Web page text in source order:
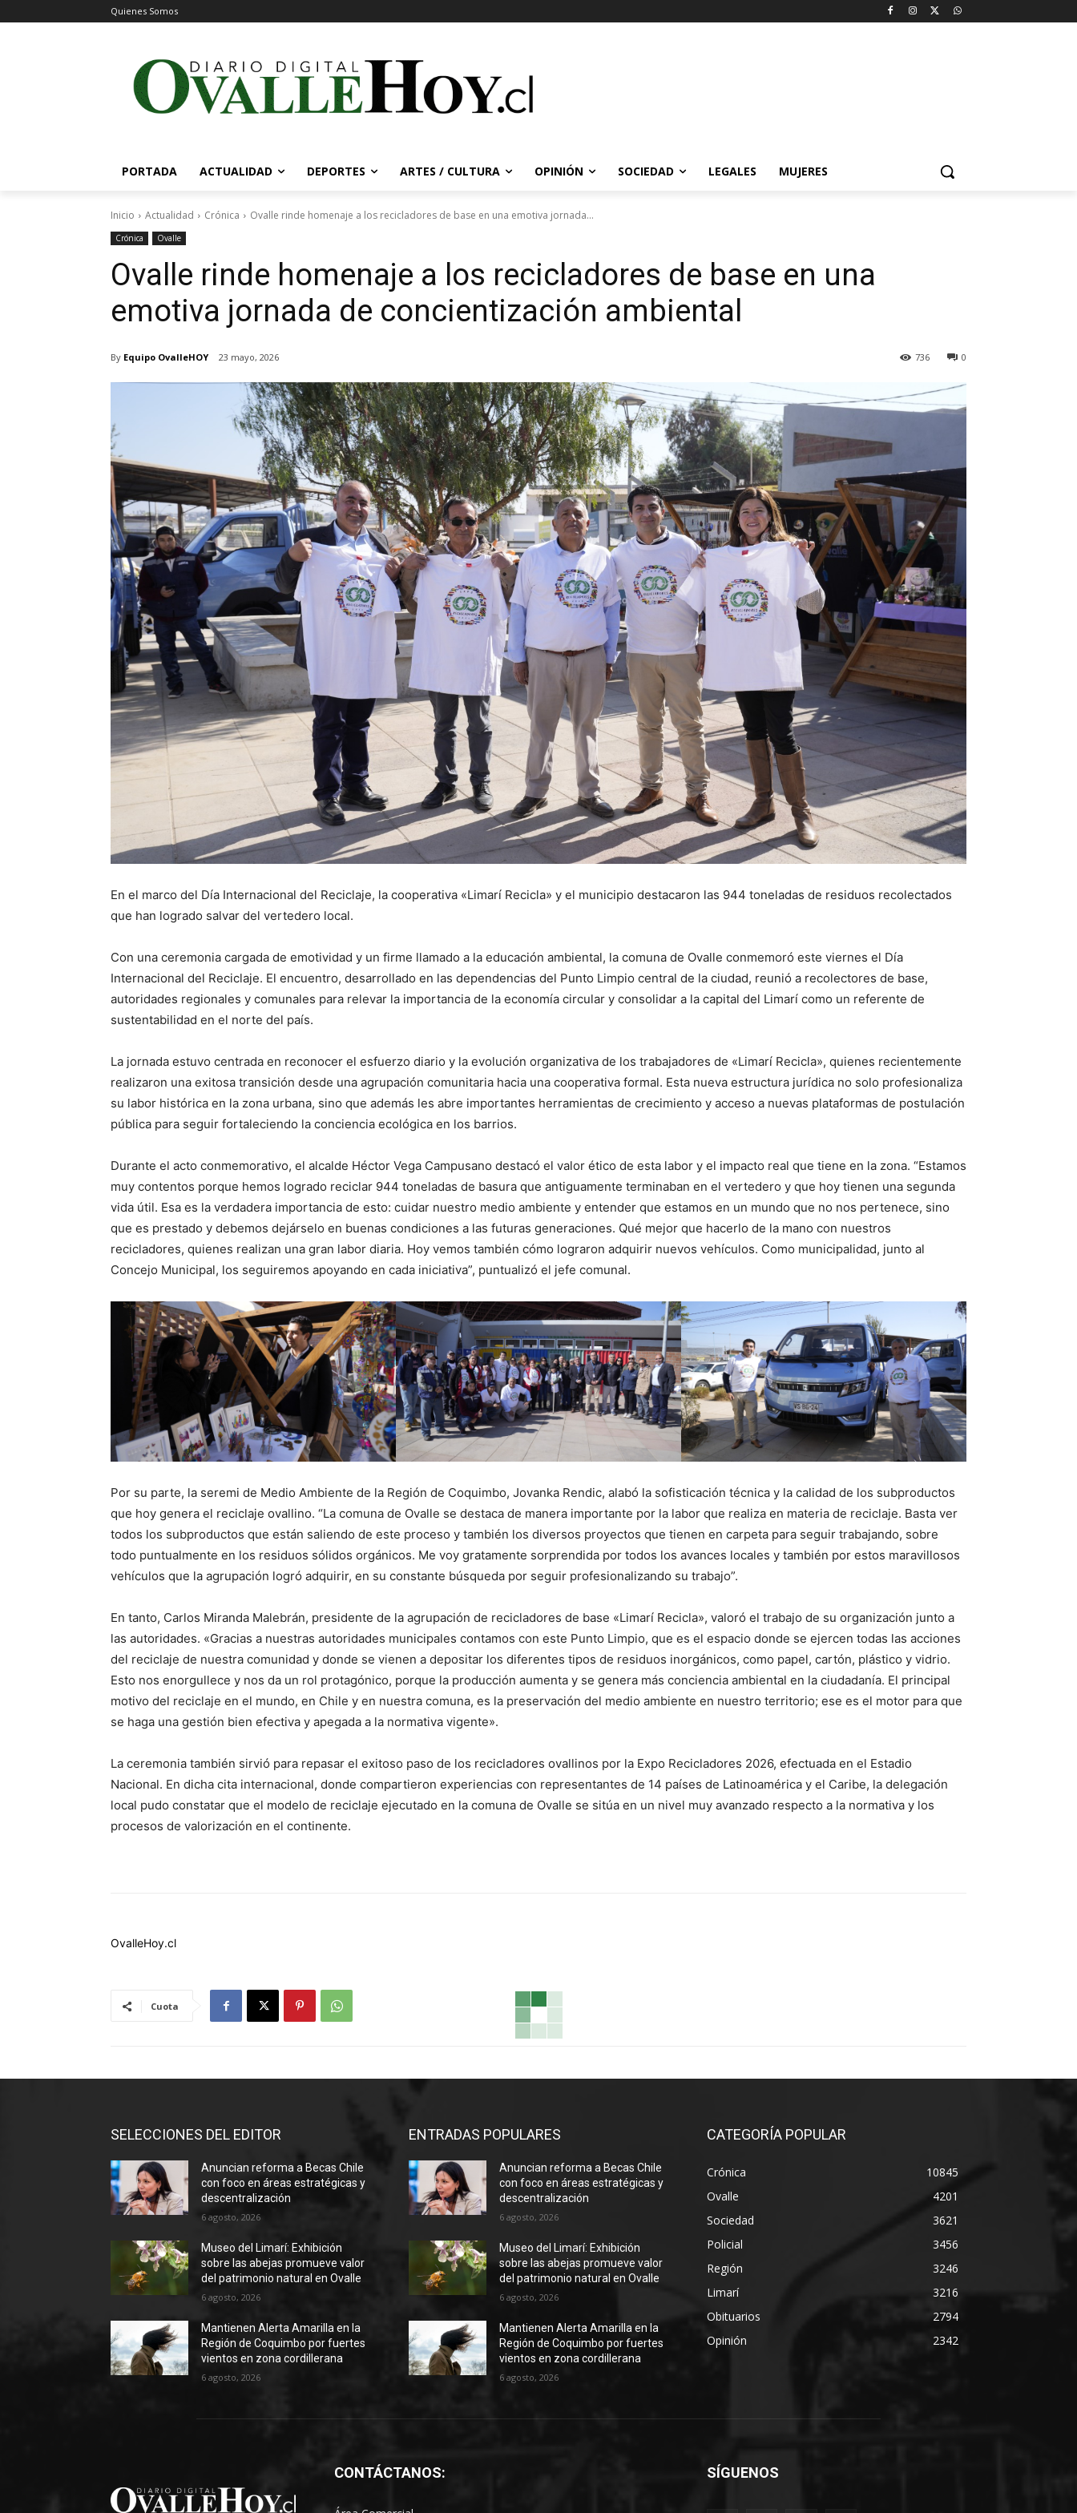
Quienes Somos
PORTADA ACTUALIDAD DEPORTES ARTES / CULTURA OPINIÓN SOCIEDAD LEGALES MUJERES
Inicio Actualidad Crónica Ovalle rinde homenaje a los recicladores de base en una emotiva jornada...
Crónica Ovalle
Ovalle rinde homenaje a los recicladores de base en una
emotiva jornada de concientización ambiental
By Equipo OvalleHOY 23 mayo, 2026 0
736
En el marco del Día Internacional del Reciclaje, la cooperativa «Limarí Recicla» y el municipio destacaron las 944 toneladas de residuos recolectados
que han logrado salvar del vertedero local.
Con una ceremonia cargada de emotividad y un firme llamado a la educación ambiental, la comuna de Ovalle conmemoró este viernes el Día
Internacional del Reciclaje. El encuentro, desarrollado en las dependencias del Punto Limpio central de la ciudad, reunió a recolectores de base,
autoridades regionales y comunales para relevar la importancia de la economía circular y consolidar a la capital del Limarí como un referente de
sustentabilidad en el norte del país.
La jornada estuvo centrada en reconocer el esfuerzo diario y la evolución organizativa de los trabajadores de «Limarí Recicla», quienes recientemente
realizaron una exitosa transición desde una agrupación comunitaria hacia una cooperativa formal. Esta nueva estructura jurídica no solo profesionaliza
su labor histórica en la zona urbana, sino que además les abre importantes herramientas de crecimiento y acceso a nuevas plataformas de postulación
pública para seguir fortaleciendo la conciencia ecológica en los barrios.
Durante el acto conmemorativo, el alcalde Héctor Vega Campusano destacó el valor ético de esta labor y el impacto real que tiene en la zona. “Estamos
muy contentos porque hemos logrado reciclar 944 toneladas de basura que antiguamente terminaban en el vertedero y que hoy tienen una segunda
vida útil. Esa es la verdadera importancia de esto: cuidar nuestro medio ambiente y entender que estamos en un mundo que no nos pertenece, sino
que es prestado y debemos dejárselo en buenas condiciones a las futuras generaciones. Qué mejor que hacerlo de la mano con nuestros
recicladores, quienes realizan una gran labor diaria. Hoy vemos también cómo lograron adquirir nuevos vehículos. Como municipalidad, junto al
Concejo Municipal, los seguiremos apoyando en cada iniciativa”, puntualizó el jefe comunal.
Por su parte, la seremi de Medio Ambiente de la Región de Coquimbo, Jovanka Rendic, alabó la sofisticación técnica y la calidad de los subproductos
que hoy genera el reciclaje ovallino. “La comuna de Ovalle se destaca de manera importante por la labor que realiza en materia de reciclaje. Basta ver
todos los subproductos que están saliendo de este proceso y también los diversos proyectos que tienen en carpeta para seguir trabajando, sobre
todo puntualmente en los residuos sólidos orgánicos. Me voy gratamente sorprendida por todos los avances locales y también por estos maravillosos
vehículos que la agrupación logró adquirir, en su constante búsqueda por seguir profesionalizando su trabajo”.
En tanto, Carlos Miranda Malebrán, presidente de la agrupación de recicladores de base «Limarí Recicla», valoró el trabajo de su organización junto a
las autoridades. «Gracias a nuestras autoridades municipales contamos con este Punto Limpio, que es el espacio donde se ejercen todas las acciones
del reciclaje de nuestra comunidad y donde se vienen a depositar los diferentes tipos de residuos inorgánicos, como papel, cartón, plástico y vidrio.
Esto nos enorgullece y nos da un rol protagónico, porque la producción aumenta y se genera más conciencia ambiental en la ciudadanía. El principal
motivo del reciclaje en el mundo, en Chile y en nuestra comuna, es la preservación del medio ambiente en nuestro territorio; ese es el motor para que
se haga una gestión bien efectiva y apegada a la normativa vigente».
La ceremonia también sirvió para repasar el exitoso paso de los recicladores ovallinos por la Expo Recicladores 2026, efectuada en el Estadio
Nacional. En dicha cita internacional, donde compartieron experiencias con representantes de 14 países de Latinoamérica y el Caribe, la delegación
local pudo constatar que el modelo de reciclaje ejecutado en la comuna de Ovalle se sitúa en un nivel muy avanzado respecto a la normativa y los
procesos de valorización en el continente.
OvalleHoy.cl
Cuota
SELECCIONES DEL EDITOR
Anuncian reforma a Becas Chile
con foco en áreas estratégicas y
descentralización
6 agosto, 2026
Museo del Limarí: Exhibición
sobre las abejas promueve valor
del patrimonio natural en Ovalle
6 agosto, 2026
Mantienen Alerta Amarilla en la
Región de Coquimbo por fuertes
vientos en zona cordillerana
6 agosto, 2026
ENTRADAS POPULARES
Anuncian reforma a Becas Chile
con foco en áreas estratégicas y
descentralización
6 agosto, 2026
Museo del Limarí: Exhibición
sobre las abejas promueve valor
del patrimonio natural en Ovalle
6 agosto, 2026
Mantienen Alerta Amarilla en la
Región de Coquimbo por fuertes
vientos en zona cordillerana
6 agosto, 2026
CATEGORÍA POPULAR
Crónica
10845
Ovalle
4201
Sociedad
3621
Policial
3456
Región
3246
Limarí
3216
Obituarios
2794
Opinión
2342
CONTÁCTANOS: SÍGUENOS